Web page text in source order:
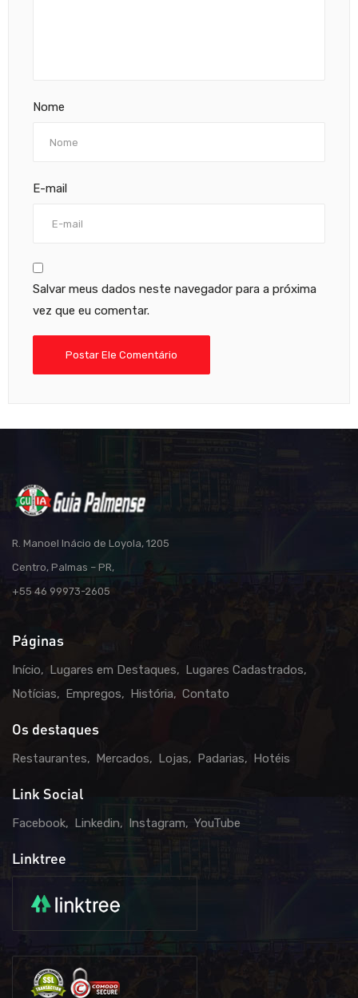
Nome
E-mail
Salvar meus dados neste navegador para a próxima
vez que eu comentar.
R. Manoel Inácio de Loyola, 1205
Centro, Palmas – PR,
+55 46 99973-2605
Páginas
Início Lugares em Destaques
Lugares Cadastrados
Notícias
Empregos História Contato
Os destaques
Restaurantes Mercados Lojas Padarias Hotéis
Link Social
Facebook Linkedin Instagram YouTube
Linktree